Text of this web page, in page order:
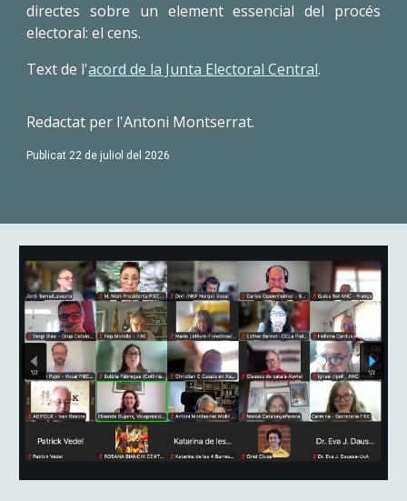
directes sobre un element essencial del procés
electoral: el cens.
Text de l'acord de la Junta Electoral Central.
Redactat per l'Antoni Montserrat.
Publicat 22 de juliol del 2026